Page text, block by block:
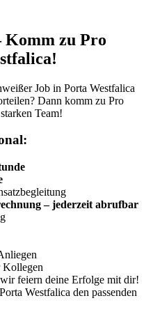
Komm zu Pro
Job in Porta Westfalica
Dann komm zu Pro
Team!
– jederzeit abrufbar
Kollegen
feiern deine Erfolge mit dir!
Westfalica den passenden